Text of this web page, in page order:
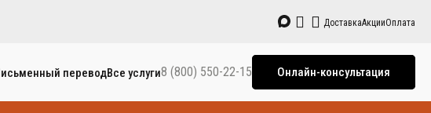
ДоставкаАкцииОплата
переводВсе услуги8 (800) 550-22-15 Онлайн-консультация